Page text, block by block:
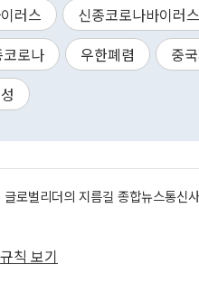
러스 신종코로나바이러
코로나 우한폐렴 중
로벌리더의 지름길 종합뉴스통
칙 보기